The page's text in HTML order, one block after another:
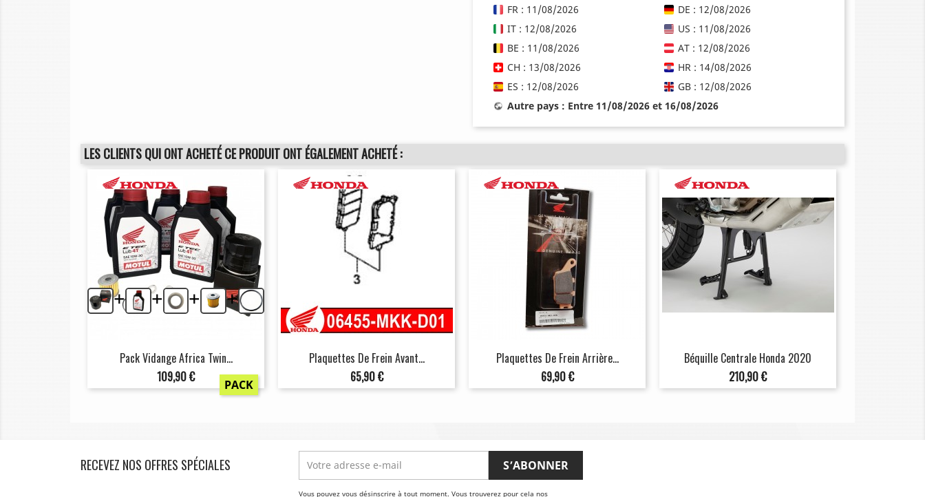
FR : 11/08/2026
DE : 12/08/2026
IT : 12/08/2026
US : 11/08/2026
BE : 11/08/2026
AT : 12/08/2026
CH : 13/08/2026
HR : 14/08/2026
ES : 12/08/2026
GB : 12/08/2026
Autre pays : Entre 11/08/2026 et 16/08/2026
LES CLIENTS QUI ONT ACHETÉ CE PRODUIT ONT ÉGALEMENT ACHETÉ :
+ + + +
Pack Vidange Africa Twin...
Prix
109,90 € PACK
Plaquettes De Frein Avant...
Prix
65,90 €
Plaquettes De Frein Arrière...
Prix
69,90 €
Béquille Centrale Honda 2020
Prix
210,90 €
RECEVEZ NOS OFFRES SPÉCIALES
Vous pouvez vous désinscrire à tout moment. Vous trouverez pour cela nos